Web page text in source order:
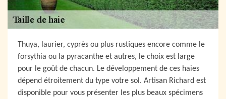
Thuya, laurier, cyprès ou plus rustiques encore comme le
forsythia ou la pyracanthe et autres, le choix est large
pour le goût de chacun. Le développement de ces haies
dépend étroitement du type votre sol. Artisan Richard est
disponible pour vous présenter les plus beaux spécimens